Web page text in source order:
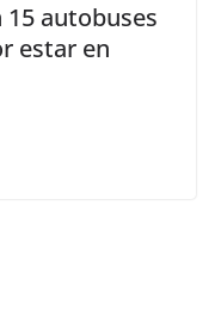
15 autobuses
estar en